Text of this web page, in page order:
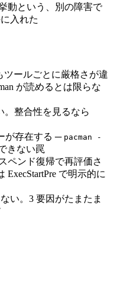
挙動という、別の障害で
入れた
ツールごとに厳格さが違
が読めるとは限らな
。整合性を見るなら
が存在する ─ pacman -
きない罠
ペンド復帰で再評価さ
で明示的に
い。3 要因がたまたま